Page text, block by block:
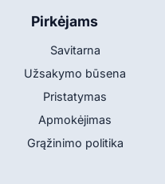
Pirkėjams
Savitarna
Užsakymo būsena
Pristatymas
Apmokėjimas
Grąžinimo politika